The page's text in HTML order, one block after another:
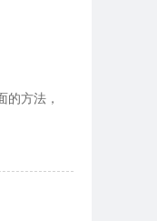
的方法，